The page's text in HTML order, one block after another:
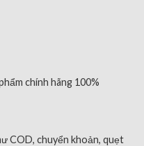
chính hãng 100%
COD, chuyển khoản, quẹt